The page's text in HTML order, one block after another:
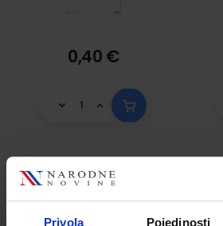
Privola Pojedinosti
0,40 €
VI-38/NCR Ugovor
o kupoprodaji